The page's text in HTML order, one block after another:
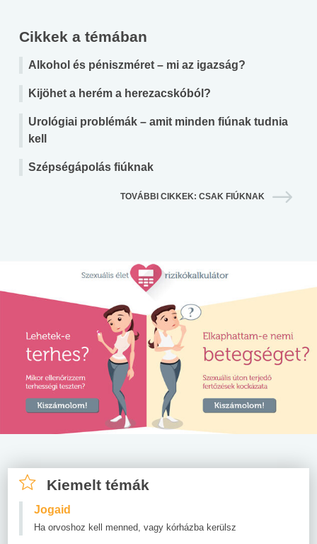
Cikkek a témában
Alkohol és péniszméret – mi az igazság?
Kijöhet a herém a herezacskóból?
Urológiai problémák – amit minden fiúnak tudnia
kell
Szépségápolás fiúknak
TOVÁBBI CIKKEK: CSAK FIÚKNAK
Kiemelt témák
Jogaid
Ha orvoshoz kell menned, vagy kórházba kerülsz